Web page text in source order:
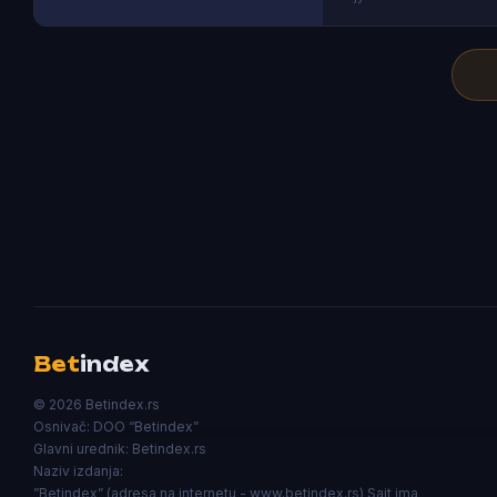
Betindex
© 2026 Betindex.rs
Osnivač: DOO “Betindex”
Glavni urednik: Betindex.rs
Naziv izdanja:
”Betindex” (adresa na internetu - www.betindex.rs) Sajt ima